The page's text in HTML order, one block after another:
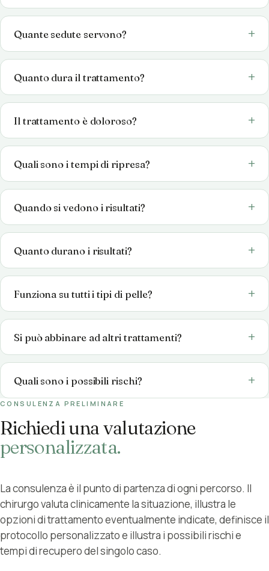
Quante sedute servono?
Quanto dura il trattamento?
Il trattamento è doloroso?
Quali sono i tempi di ripresa?
Quando si vedono i risultati?
Quanto durano i risultati?
Funziona su tutti i tipi di pelle?
Si può abbinare ad altri trattamenti?
Quali sono i possibili rischi?
CONSULENZA PRELIMINARE
Richiedi una valutazione
personalizzata.
La consulenza è il punto di partenza di ogni percorso. Il
chirurgo valuta clinicamente la situazione, illustra le
opzioni di trattamento eventualmente indicate, definisce il
protocollo personalizzato e illustra i possibili rischi e
tempi di recupero del singolo caso.